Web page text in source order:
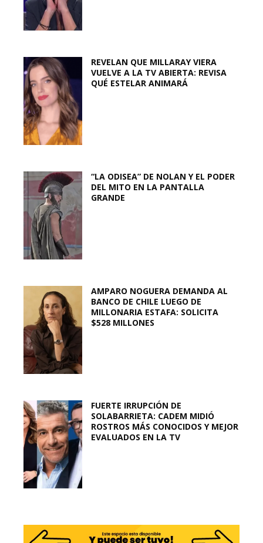
REVELAN QUE MILLARAY VIERA
VUELVE A LA TV ABIERTA: REVISA
QUÉ ESTELAR ANIMARÁ
“LA ODISEA” DE NOLAN Y EL PODER
DEL MITO EN LA PANTALLA
GRANDE
AMPARO NOGUERA DEMANDA AL
BANCO DE CHILE LUEGO DE
MILLONARIA ESTAFA: SOLICITA
$528 MILLONES
FUERTE IRRUPCIÓN DE
SOLABARRIETA: CADEM MIDIÓ
ROSTROS MÁS CONOCIDOS Y MEJOR
EVALUADOS EN LA TV